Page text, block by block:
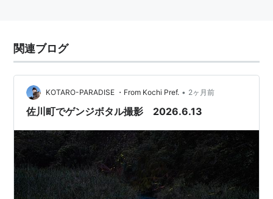
関連ブログ
KOTARO-PARADISE ・From Kochi Pref. • 2ヶ月前
佐川町でゲンジボタル撮影 2026.6.13